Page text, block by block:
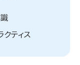
ティス